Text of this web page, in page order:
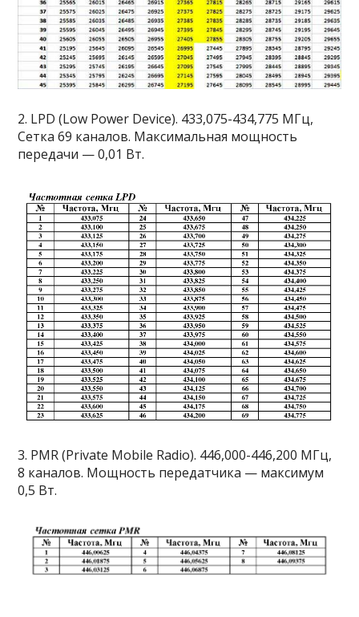
2. LPD (Low Power Device). 433,075-434,775 МГц,
Сетка 69 каналов. Максимальная мощность
передачи — 0,01 Вт.
3. PMR (Private Mobile Radio). 446,000-446,200 МГц,
8 каналов. Мощность передатчика — максимум
0,5 Вт.